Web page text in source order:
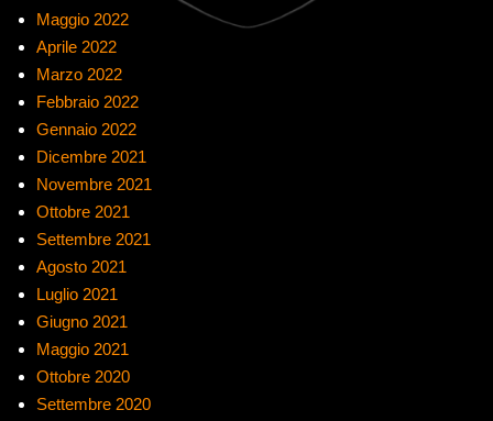
Maggio 2022
Aprile 2022
Marzo 2022
Febbraio 2022
Gennaio 2022
Dicembre 2021
Novembre 2021
Ottobre 2021
Settembre 2021
Agosto 2021
Luglio 2021
Giugno 2021
Maggio 2021
Ottobre 2020
Settembre 2020